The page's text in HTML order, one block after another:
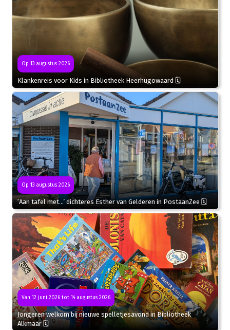
Op 13 augustus 2026
Klankenreis voor Kids in Bibliotheek Heerhugowaard 🗓
Op 13 augustus 2026
‘Aan tafel met…’ dichteres Esther van Gelderen in PostaanZee 🗓
Van 12 juni 2026 tot 14 augustus 2026
Jongeren welkom bij nieuwe spelletjesavond in Bibliotheek
Alkmaar 🗓